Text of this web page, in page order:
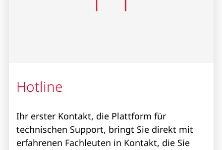
Hotline
Ihr erster Kontakt, die Plattform für
technischen Support, bringt Sie direkt mit
erfahrenen Fachleuten in Kontakt, die Sie